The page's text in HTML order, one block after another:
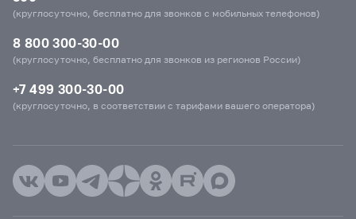
(круглосуточно, бесплатно для звонков с мобильных телефонов)
8 800 300-30-00
(круглосуточно, бесплатно для звонков из регионов России)
+7 499 300-30-00
(круглосуточно, в соответствии с тарифами вашего оператора)